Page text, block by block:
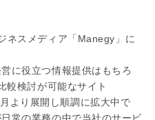
ネスメディア「Manegy」に
に役立つ情報提供はもちろ
較検討が可能なサイト
より展開し順調に拡大中で
常の業務の中で当社のサービ